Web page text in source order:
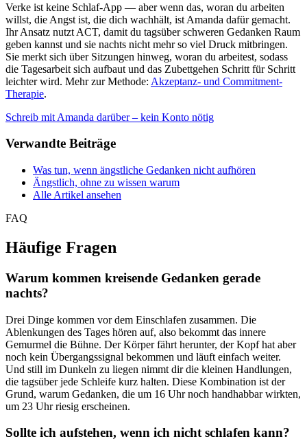
Verke ist keine Schlaf-App — aber wenn das, woran du arbeiten
willst, die Angst ist, die dich wachhält, ist Amanda dafür gemacht.
Ihr Ansatz nutzt ACT, damit du tagsüber schweren Gedanken Raum
geben kannst und sie nachts nicht mehr so viel Druck mitbringen.
Sie merkt sich über Sitzungen hinweg, woran du arbeitest, sodass
die Tagesarbeit sich aufbaut und das Zubettgehen Schritt für Schritt
leichter wird. Mehr zur Methode: Akzeptanz- und Commitment-
Therapie.
Schreib mit Amanda darüber – kein Konto nötig
Verwandte Beiträge
Was tun, wenn ängstliche Gedanken nicht aufhören
Ängstlich, ohne zu wissen warum
Alle Artikel ansehen
FAQ
Häufige Fragen
Warum kommen kreisende Gedanken gerade
nachts?
Drei Dinge kommen vor dem Einschlafen zusammen. Die
Ablenkungen des Tages hören auf, also bekommt das innere
Gemurmel die Bühne. Der Körper fährt herunter, der Kopf hat aber
noch kein Übergangssignal bekommen und läuft einfach weiter.
Und still im Dunkeln zu liegen nimmt dir die kleinen Handlungen,
die tagsüber jede Schleife kurz halten. Diese Kombination ist der
Grund, warum Gedanken, die um 16 Uhr noch handhabbar wirkten,
um 23 Uhr riesig erscheinen.
Sollte ich aufstehen, wenn ich nicht schlafen kann?